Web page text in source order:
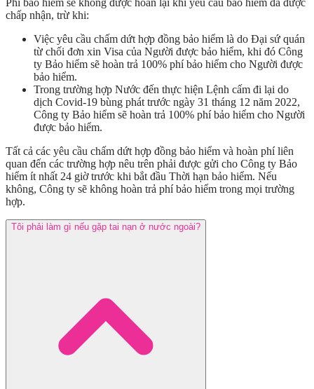
Phí bảo hiểm sẽ không được hoàn lại khi yêu cầu bảo hiểm đã được
chấp nhận, trừ khi:
Việc yêu cầu chấm dứt hợp đồng bảo hiểm là do Đại sứ quán
từ chối đơn xin Visa của Người được bảo hiểm, khi đó Công
ty Bảo hiểm sẽ hoàn trả 100% phí bảo hiểm cho Người được
bảo hiểm.
Trong trường hợp Nước đến thực hiện Lệnh cấm đi lại do
dịch Covid-19 bùng phát trước ngày 31 tháng 12 năm 2022,
Công ty Bảo hiểm sẽ hoàn trả 100% phí bảo hiểm cho Người
được bảo hiểm.
Tất cả các yêu cầu chấm dứt hợp đồng bảo hiểm và hoàn phí liên
quan đến các trường hợp nêu trên phải được gửi cho Công ty Bảo
hiểm ít nhất 24 giờ trước khi bắt đầu Thời hạn bảo hiểm. Nếu
không, Công ty sẽ không hoàn trả phí bảo hiểm trong mọi trường
hợp.
Tôi phải làm gì nếu gặp tai nạn ở nước ngoài?